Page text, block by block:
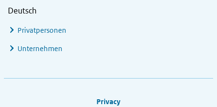
Deutsch
Privatpersonen
Unternehmen
Privacy